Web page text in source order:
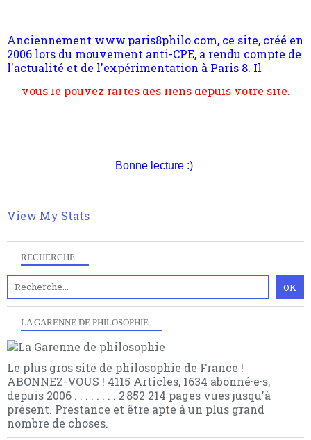
RECHERCHE
LA GARENNE DE PHILOSOPHIE
Le plus gros site de philosophie de France !
ABONNEZ-VOUS ! 4115 Articles, 1634 abonné·e·s,
depuis 2006 . . . . . . . . 2 852 214 pages vues jusqu'à
présent. Prestance et être apte à un plus grand
nombre de choses.
2006 lors du mouvement anti-CPE, a rendu compte de
l'actualité et de l'expérimentation à Paris 8. Il
s'occupe plus largement de rendre compte d'une
transformation dans les paradigmes philosophiques
suivant la pensée du Dehors ou du Surpli, omme la
contrat est la marque d'une complexité, riche de
multiples facteurs et échelles. Ce site contient des
gratuite (2 mails par mois), commentez sans
hésitation, partagez le contenu sur les réseaux et si
Bonne lecture :)
View My Stats